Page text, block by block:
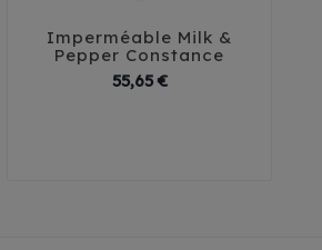
  
Imperméable Milk &
Pepper Constance
55,65 €Prix